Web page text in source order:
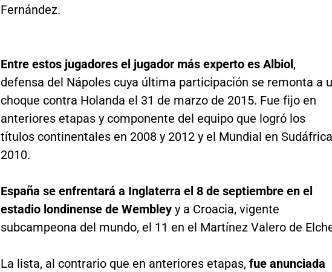
Fernández.
Entre estos jugadores el jugador más experto es Albiol,
defensa del Nápoles cuya última participación se remonta a
choque contra Holanda el 31 de marzo de 2015. Fue fijo en
anteriores etapas y componente del equipo que logró los
títulos continentales en 2008 y 2012 y el Mundial en Sudáfrica
2010.
España se enfrentará a Inglaterra el 8 de septiembre en el
estadio londinense de Wembleyy a Croacia, vigente
subcampeona del mundo, el 11 en el Martínez Valero de
La lista, al contrario que en anteriores etapas, fue anunciada